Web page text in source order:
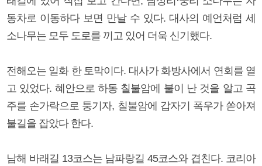
동차로 이동하다 보면 만날 수 있다. 대사의 예언처럼 세
소나무는 모두 도로를 끼고 있어 더욱 신기했다.
전해오는 일화 한 토막이다. 대사가 화방사에서 연회를 열
고 있었다. 혜안으로 하동 칠불암에 불이 난 것을 알고 곡
주를 손가락으로 퉁기자, 칠불암에 갑자기 폭우가 쏟아져
불길을 잡았다 한다.
남해 바래길 13코스는 남파랑길 45코스와 겹친다. 코리아